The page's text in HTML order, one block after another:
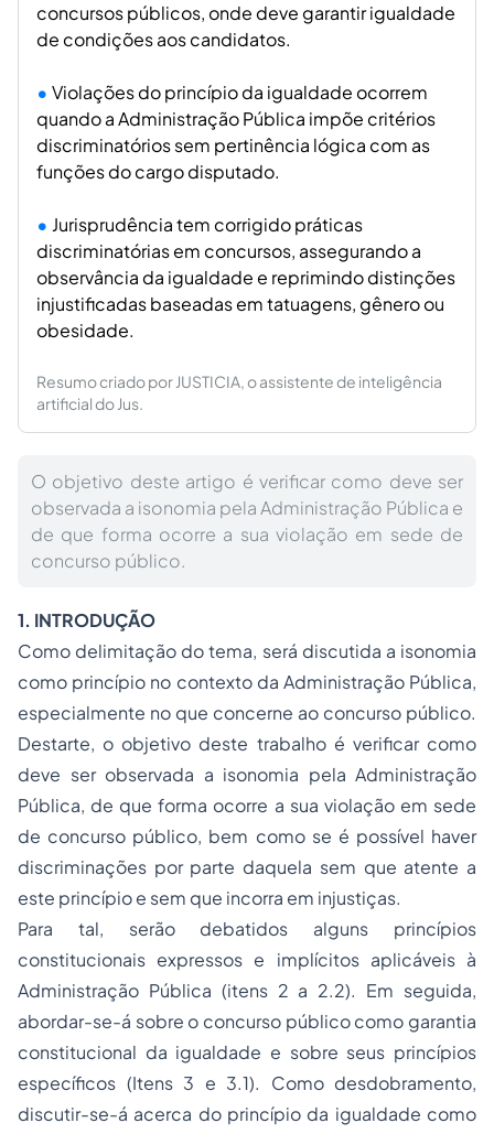
concursos públicos, onde deve garantir igualdade
de condições aos candidatos.
Violações do princípio da igualdade ocorrem
quando a Administração Pública impõe critérios
discriminatórios sem pertinência lógica com as
funções do cargo disputado.
Jurisprudência tem corrigido práticas
discriminatórias em concursos, assegurando a
observância da igualdade e reprimindo distinções
injustificadas baseadas em tatuagens, gênero ou
obesidade.
Resumo criado por JUSTICIA, o assistente de inteligência
artificial do Jus.
O objetivo deste artigo é verificar como deve ser
observada a isonomia pela Administração Pública e
de que forma ocorre a sua violação em sede de
concurso público.
1. INTRODUÇÃO
Como delimitação do tema, será discutida a isonomia
como princípio no contexto da Administração Pública,
especialmente no que concerne ao concurso público.
Destarte, o objetivo deste trabalho é verificar como
deve ser observada a isonomia pela Administração
Pública, de que forma ocorre a sua violação em sede
de concurso público, bem como se é possível haver
discriminações por parte daquela sem que atente a
este princípio e sem que incorra em injustiças.
Para tal, serão debatidos alguns princípios
constitucionais expressos e implícitos aplicáveis à
Administração Pública (itens 2 a 2.2). Em seguida,
abordar-se-á sobre o concurso público como garantia
constitucional da igualdade e sobre seus princípios
específicos (Itens 3 e 3.1). Como desdobramento,
discutir-se-á acerca do princípio da igualdade como